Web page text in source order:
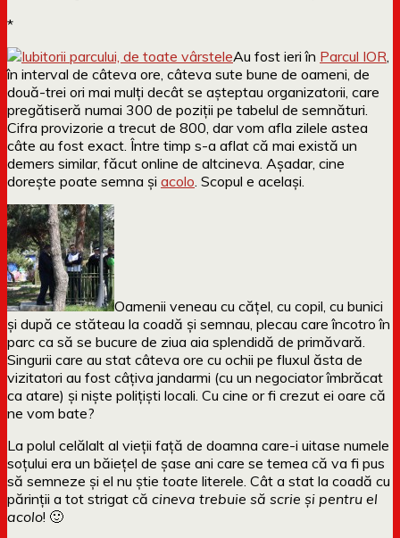
*
Au fost ieri în Parcul IOR
în interval de câteva ore, câteva sute bune de oameni, de
două-trei ori mai mulți decât se așteptau organizatorii, care
pregătiseră numai 300 de poziții pe tabelul de semnături.
Cifra provizorie a trecut de 800, dar vom afla zilele astea
câte au fost exact. Între timp s-a aflat că mai există un
demers similar, făcut online de altcineva. Așadar, cine
dorește poate semna și acolo . Scopul e același.
Oamenii veneau cu cățel, cu copil, cu bunici
și după ce stăteau la coadă și semnau, plecau care încotro în
parc ca să se bucure de ziua aia splendidă de primăvară.
Singurii care au stat câteva ore cu ochii pe fluxul ăsta de
vizitatori au fost câțiva jandarmi (cu un negociator îmbrăcat
ca atare) și niște polițiști locali. Cu cine or fi crezut ei oare că
ne vom bate?
La polul celălalt al vieții față de doamna care-i uitase numele
soțului era un băiețel de șase ani care se temea că va fi pus
să semneze și el nu știe toate literele. Cât a stat la coadă cu
părinții a tot strigat că cineva trebuie să scrie și pentru el
acolo! 🙂